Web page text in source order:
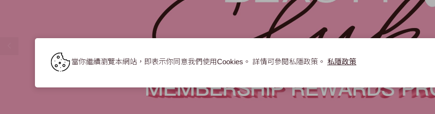
當你繼續瀏覽本網站，即表示你同意我們使用Cookies。 詳情可參閱私隱政策。 私隱政策